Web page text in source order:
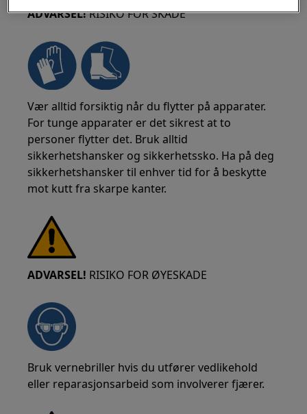
ADVARSEL!RISIKO FOR SKADE
Vær alltid forsiktig når du flytter på apparater.
For tunge apparater er det sikrest at to
personer flytter det. Bruk alltid
sikkerhetshansker og sikkerhetssko. Ha på deg
sikkerhetshansker til enhver tid for å beskytte
mot kutt fra skarpe kanter.
ADVARSEL! RISIKO FOR ØYESKADE
Bruk vernebriller hvis du utfører vedlikehold
eller reparasjonsarbeid som involverer fjærer.